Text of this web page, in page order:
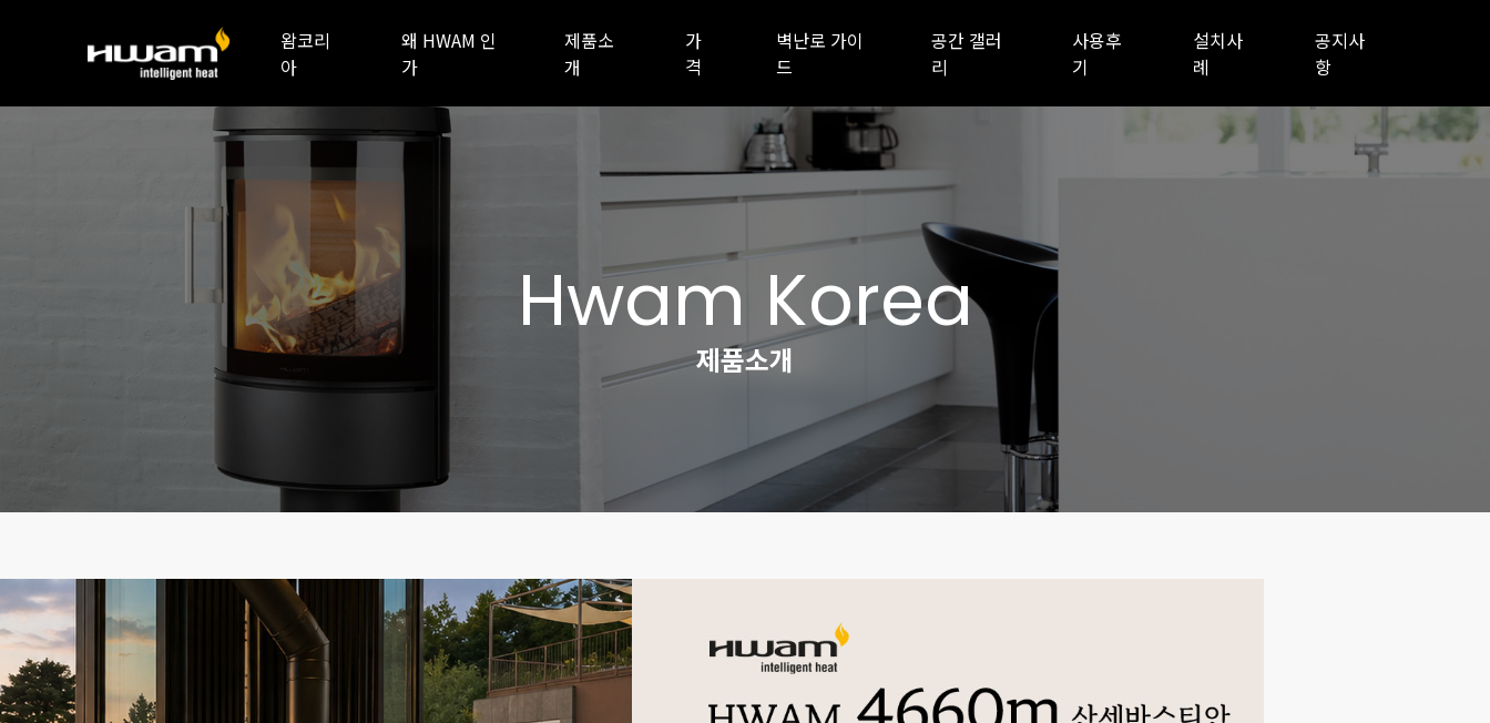
왐코리
아
왜 HWAM 인
가
제품소
개
가
격
벽난로 가이
드
공간 갤러
리
사용후
기
설치사
례
공지사
항
Hwam Korea
제품소개